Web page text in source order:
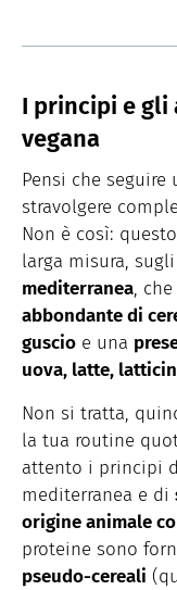
I principi e gli
vegana
Pensi che
stravolgere
Non è così:
larga misura,
mediterranea,
abbondante di
guscio e una
uova, latte,
Non si tratta,
la tua routine
attento i principi
mediterranea e di
origine animale
proteine sono
pseudo-cereali